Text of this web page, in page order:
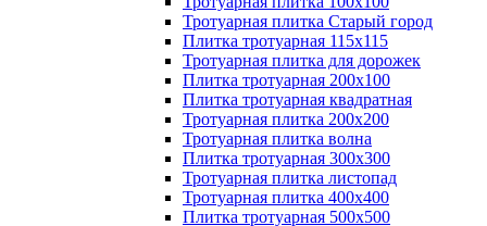
Тротуарная плитка Старый город
Плитка тротуарная 115x115
Тротуарная плитка для дорожек
Плитка тротуарная 200х100
Плитка тротуарная квадратная
Тротуарная плитка 200х200
Тротуарная плитка волна
Плитка тротуарная 300х300
Тротуарная плитка листопад
Тротуарная плитка 400х400
Плитка тротуарная 500x500